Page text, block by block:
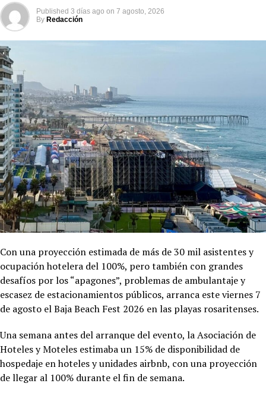
Published 3 días ago on 7 agosto, 2026
By Redacción
Con una proyección estimada de más de 30 mil asistentes y
ocupación hotelera del 100%, pero también con grandes
desafíos por los “apagones”, problemas de ambulantaje y
escasez de estacionamientos públicos, arranca este viernes 7
de agosto el Baja Beach Fest 2026 en las playas rosaritenses.
Una semana antes del arranque del evento, la Asociación de
Hoteles y Moteles estimaba un 15% de disponibilidad de
hospedaje en hoteles y unidades airbnb, con una proyección
de llegar al 100% durante el fin de semana.